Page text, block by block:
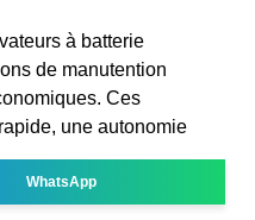
à batterie
de manutention
Ces
une autonomie
WhatsApp